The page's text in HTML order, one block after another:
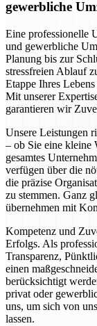
gewerbliche
Eine professionelle
und gewerbliche
Planung bis zur
stressfreien Ablauf
Etappe Ihres
Mit unserer
garantieren wir
Unsere Leistungen
– ob Sie eine kleine
gesamtes
verfügen über die
die präzise
zu stemmen. Ganz
übernehmen mit
Kompetenz und
Erfolgs. Als
Transparenz,
einen
berücksichtigt
privat oder
uns, um sich von
lassen.